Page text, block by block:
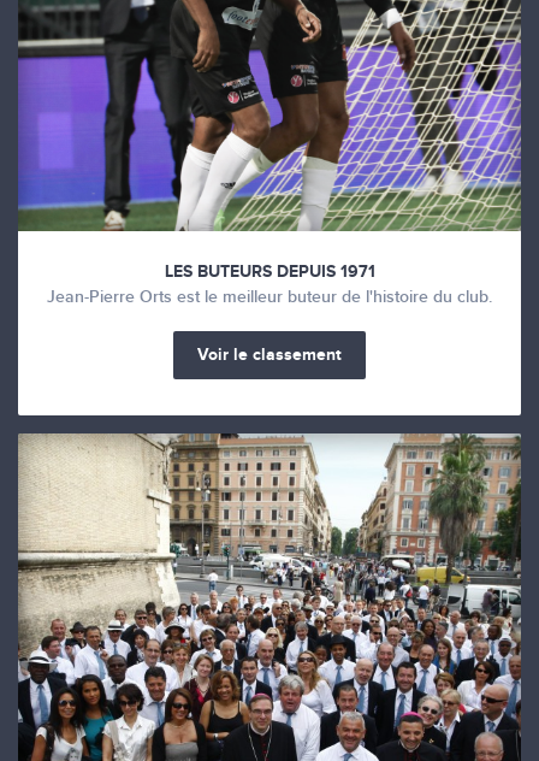
LES BUTEURS DEPUIS 1971
Jean-Pierre Orts est le meilleur buteur de l'histoire du club.
Voir le classement